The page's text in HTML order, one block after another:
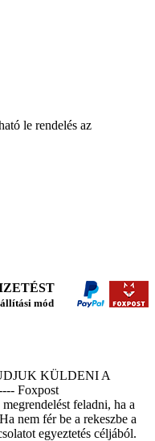
le rendelés az
mód
KÜLDENI A
Foxpost
feladni, ha a
nem fér be a rekeszbe a
egyeztetés céljából.